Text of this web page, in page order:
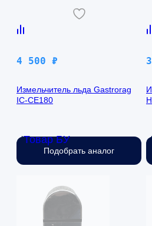
Товар БУ
4 500 ₽
Измельчитель льда Gastrorag
IC-CE180
Нет в наличии
Подобрать аналог